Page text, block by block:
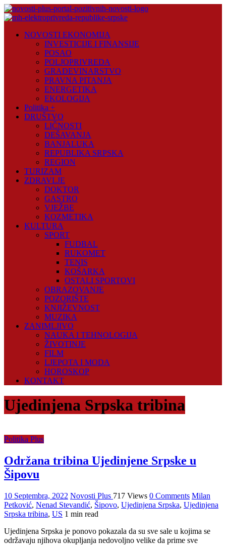
Skip
to
Plus
NOVOSTI EKONOMIJA
INVESTICIJE I FINANSIJE
POSAO
POLJOPRIVREDA
GRAĐEVINARSTVO
PRAVNA PITANJA
ENERGETIKA
EKOLOGIJA
Politika +
DRUŠTVO
LIČNOSTI
DEŠAVANJA
BANJALUKA
REPUBLIKA SRPSKA
REGION
TURIZAM
ZDRAVLJE
DOKTOR
GASTRO
VJEŽBE
KOZMETIKA
KULTURA
SPORT
FUDBAL
RUKOMET
TENIS
KOŠARKA
OSTALI SPORTOVI
OBRAZOVANJE
POZORIŠTE
KNJIŽEVNOST
MUZIKA
ZANIMLJIVO
NAUKA I TEHNOLOGIJA
ŽIVOTINJE
FILM
LJEPOTA I MODA
HOROSKOP
KONTAKT
Ujedinjena Srpska tribina
Politika Plus
Održana tribina Ujedinjene Srpske u
Šipovu
10 Septembra, 2022 Novosti Plus 717 Views 0 Comments Milan
Petković, Nenad Stevandić, Šipovo, Ujedinjena Srpska, Ujedinjena
Srpska tribina, US 1 min read
Ujedinjena Srpska je ponovo pokazala da su sve sale u kojima se
održavaju njihova okupljanja nedovoljno velike da prime sve